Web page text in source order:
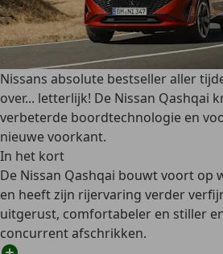
Nissans absolute bestseller aller
over... letterlijk! De Nissan Qashqai
verbeterde boordtechnologie en
nieuwe voorkant.
In het kort
De Nissan Qashqai bouwt voort op
en heeft zijn rijervaring verder
uitgerust, comfortabeler en stiller
concurrent afschrikken.